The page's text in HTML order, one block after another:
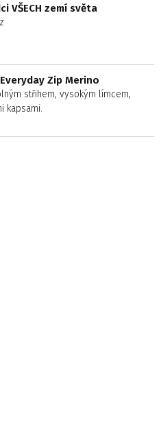
VŠECH zemí světa
Zip Merino
střihem, vysokým límcem,
kapsami.